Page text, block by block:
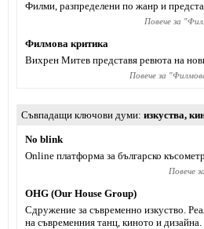
Филми, разпределени по жанр и
Повече за "
Филмова критика
Вихрен Митев представя ревюта на
Повече за "
Съвпадащи ключови думи изкуства,
No blink
Online платформа за българско
Повече
OHG (Our House Group)
Сдружение за съвременно изкуствo.
на съвременния танц, киното и дизайна.